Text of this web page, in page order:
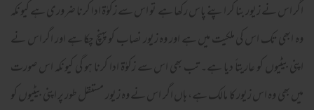
اگر اس نے زیور بنا کر اپنے پاس رکھا ہے تو اس سے زکوٰۃ ادا کرنا ضروری ہے کیونکہ
وہ ابھی تک اس کی ملکیت میں ہے اور وہ زیور نصاب کو پہنچ چکا ہے اور اگر اس نے
اپنی بیٹیوں کو عاریتاً دیا ہے۔ تب بھی اس سے زکوٰۃ ادا کرنا ہو گی کیونکہ اس صورت
میں بھی وہ اس زیور کا مالک ہے، ہاں اگر اس نے وہ زیور مستقل طور پر اپنی بیٹیوں کو